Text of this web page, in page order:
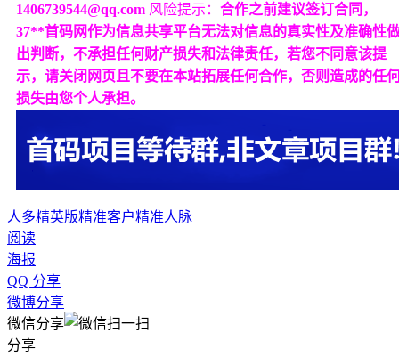
1406739544@qq.com 风险提示： 合作之前建议签订合同，
37**首码网作为信息共享平台无法对信息的真实性及准确性
出判断，不承担任何财产损失和法律责任，若您不同意该提
示，请关闭网页且不要在本站拓展任何合作，否则造成的任
损失由您个人承担。
人多精英版精准客户精准人脉
阅读
海报
QQ 分享
微博分享
微信分享
分享